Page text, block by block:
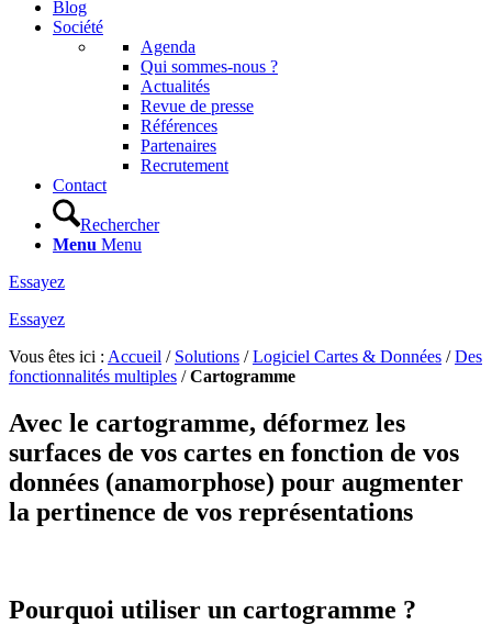
Blog
Société
Agenda
Qui sommes-nous ?
Actualités
Revue de presse
Références
Partenaires
Recrutement
Contact
Rechercher
Menu Menu
Essayez
Essayez
Vous êtes ici : Accueil / Solutions /Logiciel Cartes & Données /Des
fonctionnalités multiples /Cartogramme
Avec le cartogramme, déformez les
surfaces de vos cartes en fonction de vos
données (anamorphose) pour augmenter
la pertinence de vos représentations
Pourquoi utiliser un cartogramme ?